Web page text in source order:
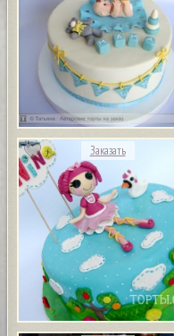
Заказать